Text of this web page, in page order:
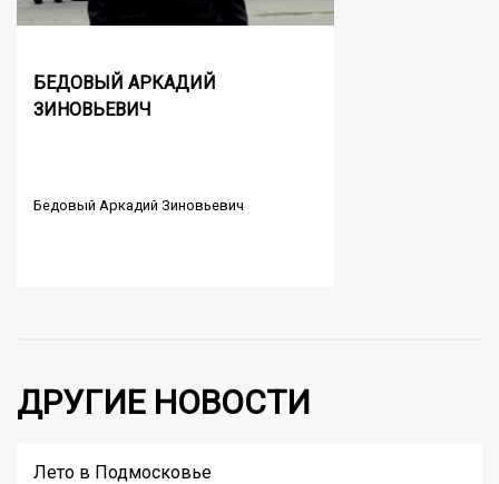
БЕДОВЫЙ АРКАДИЙ
ЗИНОВЬЕВИЧ
Бедовый Аркадий Зиновьевич
ДРУГИЕ НОВОСТИ
Лето в Подмосковье